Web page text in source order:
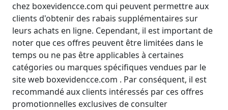
chez boxevidencce.com qui peuvent permettre aux
clients d'obtenir des rabais supplémentaires sur
leurs achats en ligne. Cependant, il est important de
noter que ces offres peuvent être limitées dans le
temps ou ne pas être applicables à certaines
catégories ou marques spécifiques vendues par le
site web boxevidencce.com . Par conséquent, il est
recommandé aux clients intéressés par ces offres
promotionnelles exclusives de consulter